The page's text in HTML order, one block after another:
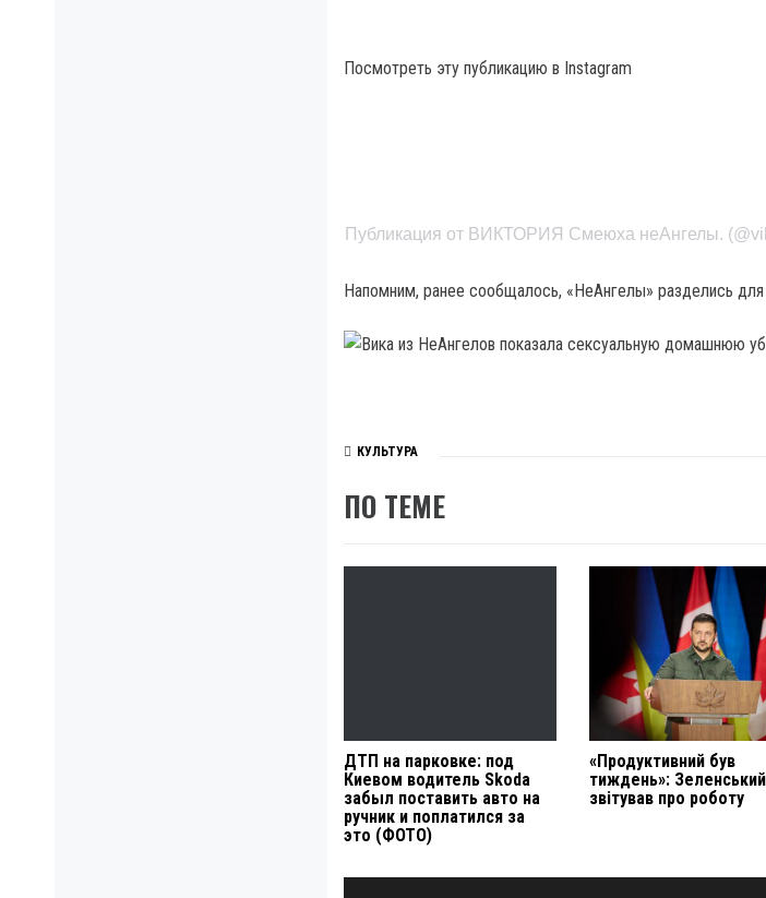
Посмотреть эту публикацию в Instagram
Публикация от ВИКТОРИЯ Смеюха неАнгелы.
Напомним, ранее сообщалось, «НеАнгелы» разделись для
КУЛЬТУРА
ПО ТЕМЕ
ДТП на парковке: под
Киевом водитель Skoda
забыл поставить авто на
ручник и поплатился за
это (ФОТО)
«Продуктивний був
тиждень»: Зеленський
звітував про роботу